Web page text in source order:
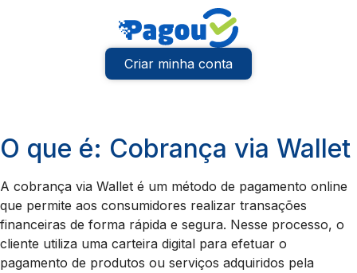
Criar minha conta
O que é: Cobrança via Wallet
A cobrança via Wallet é um método de pagamento online
que permite aos consumidores realizar transações
financeiras de forma rápida e segura. Nesse processo, o
cliente utiliza uma carteira digital para efetuar o
pagamento de produtos ou serviços adquiridos pela